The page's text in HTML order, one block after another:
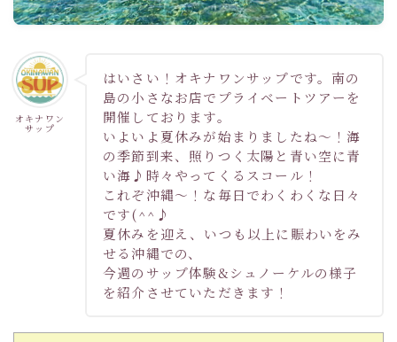
オキナワン
サップ
はいさい！オキナワンサップです。南の
島の小さなお店でプライベートツアーを
開催しております。
いよいよ夏休みが始まりましたね～！海
の季節到来、照りつく太陽と青い空に青
い海♪時々やってくるスコール！
これぞ沖縄～！な毎日でわくわくな日々
です(^^♪
夏休みを迎え、いつも以上に賑わいをみ
せる沖縄での、
今週のサップ体験&シュノーケルの様子
を紹介させていただきます！